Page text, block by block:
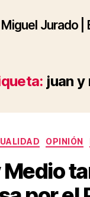
Miguel Jurado |
juan y
OPINIÓN